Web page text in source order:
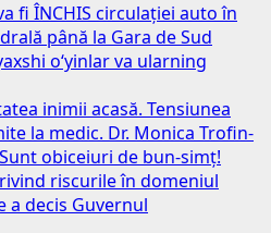
fi ÎNCHIS circulației auto în
până la Gara de Sud
o‘yinlar va ularning
inimii acasă. Tensiunea
la medic. Dr. Monica Trofin-
obiceiuri de bun-simț!
riscurile în domeniul
a decis Guvernul